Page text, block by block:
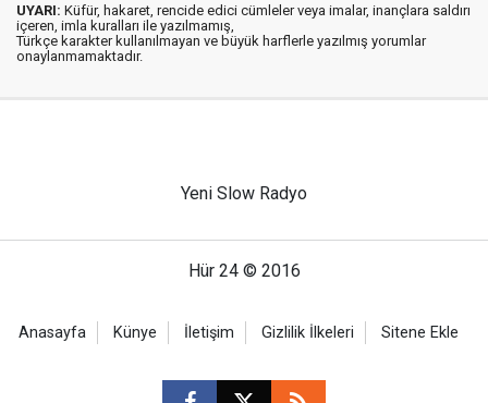
UYARI: Küfür, hakaret, rencide edici cümleler veya imalar, inançlara saldırı
içeren, imla kuralları ile yazılmamış,
Türkçe karakter kullanılmayan ve büyük harflerle yazılmış yorumlar
onaylanmamaktadır.
Yeni Slow Radyo
Hür 24 © 2016
Anasayfa Künye İletişim Gizlilik İlkeleri Sitene Ekle